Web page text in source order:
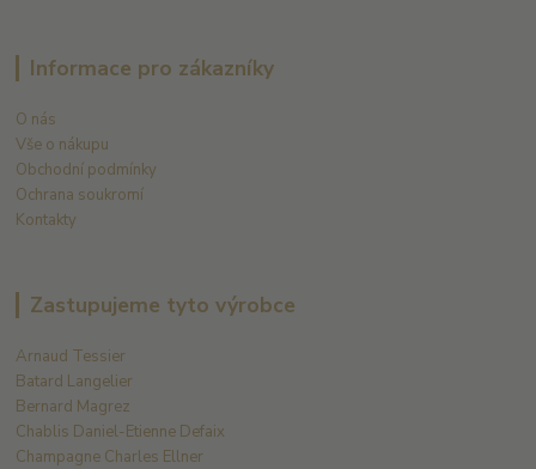
Informace pro zákazníky
O nás
Vše o nákupu
Obchodní podmínky
Ochrana soukromí
Kontakty
Zastupujeme tyto výrobce
Arnaud Tessier
Batard Langelier
Bernard Magrez
Chablis Daniel-Etienne Defaix
Champagne Charles Ellner